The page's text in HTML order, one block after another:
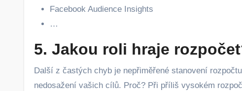
Facebook Audience Insights
…
5. Jakou roli hraje
Další z častých chyb je nepřiměřené stanovení
nedosažení vašich cílů. Proč? Při příliš vysokém